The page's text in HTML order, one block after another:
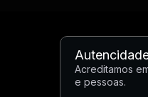
Acreditamos
e pessoas.